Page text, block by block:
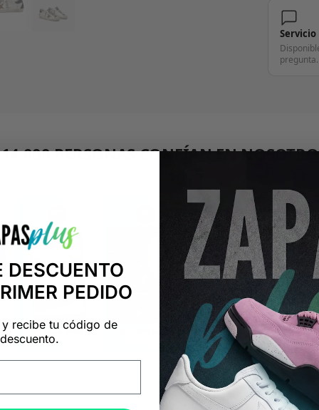
Servicio
pregunta.
PERSONAS CONFÍAN EN
DESCUENTO
PEDIDO
y recibe tu código de
descuento.